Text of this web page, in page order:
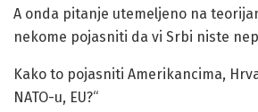
A onda pitanje utemeljeno na
nekome pojasniti da vi Srbi niste
Kako to pojasniti Amerikancima,
NATO-u, EU?“